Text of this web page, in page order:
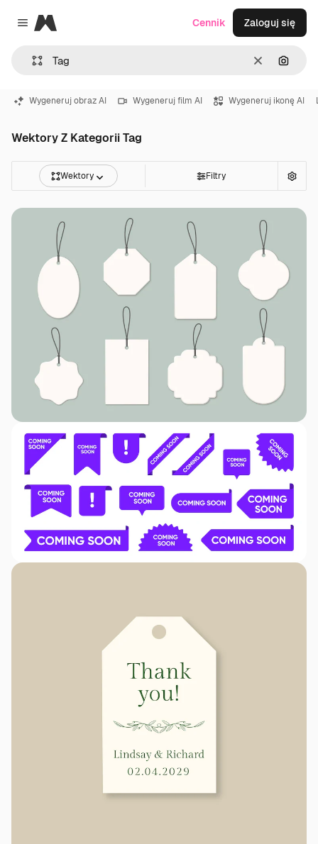
Close menu
Magnific
WyczyśćSzukaj
Cennik Zaloguj się
Wygeneruj obraz AI Wygeneruj film AI Wygeneruj ikonę AI
Wektory Z Kategorii Tag
Wektory Filtry